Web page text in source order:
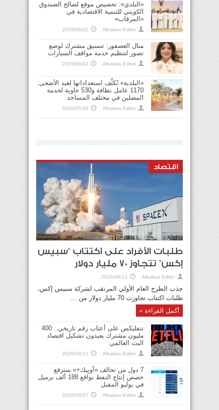
«البلدي»: تخصيص موقع لصالح الصندوق
الكويتي للتنمية الاقتصادية في
«المرقاب»
Alhakea Editor
2026/06/02
منال العصفور: تنسيق مشترك لوضع
تصور لتنظيم خدمة مواقف السيارات
Alhakea Editor
2026/06/02
«البلدية» تُكثِّف استعداداتها لعيد الأضحى:
1170 عامل نظافة و530 حاوية لخدمة
المصلين في مختلف المساجد
Alhakea Editor
2026/05/26
اقتصاد
طلبات الأفراد على اكتتاب “سبيس
إكس” تتجاوز 70 مليار دولار
Alhakea Editor
2026/06/11
جذب الطرح العام الأولي المرتقب لشركة سبيس إكس،
طلبات اكتتاب تجاوزت 70 مليار دولار من ...
أكمل القراءة »
نتفليكس على أعتاب رقم تاريخي.. 400
مليون مشترك يعيدون تشكيل اقتصاد
البث العالمي
Alhakea Editor
2026/06/11
7 دول من تحالف «أوپيك+» سترفع
حصص إنتاج النفط بواقع 188 ألف برميل
في يوليو المقبل
Alhakea Editor
2026/06/07